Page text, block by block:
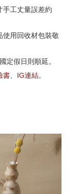
手工丈量誤差約
使用回收材包裝敬
定假日則順延。
書 IG連結。